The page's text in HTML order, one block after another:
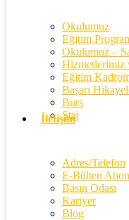
Okulumuz
Eğitim
Okulumuz –
Hizmetlerimiz
Eğitim
Başarı
Burs
Staj
İletişim
Adres/Telefon
E-Bülten
Basın Odası
Kariyer
Blog